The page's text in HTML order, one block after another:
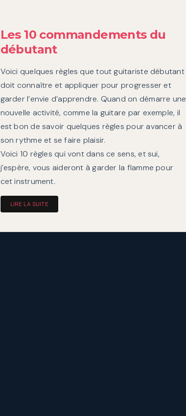
Les 10 commandements du
débutant
Voici quelques règles que tout guitariste débutant
doit connaître et appliquer pour progresser et
garder l’envie d’apprendre. Quand on démarre une
nouvelle activité, comme la guitare par exemple, il
est bon de savoir quelques règles pour avancer à
son rythme et se faire plaisir.
Voici 10 règles qui vont dans ce sens, et sui,
j’espère, vous aideront à garder la flamme pour
cet instrument.
LIRE LA SUITE